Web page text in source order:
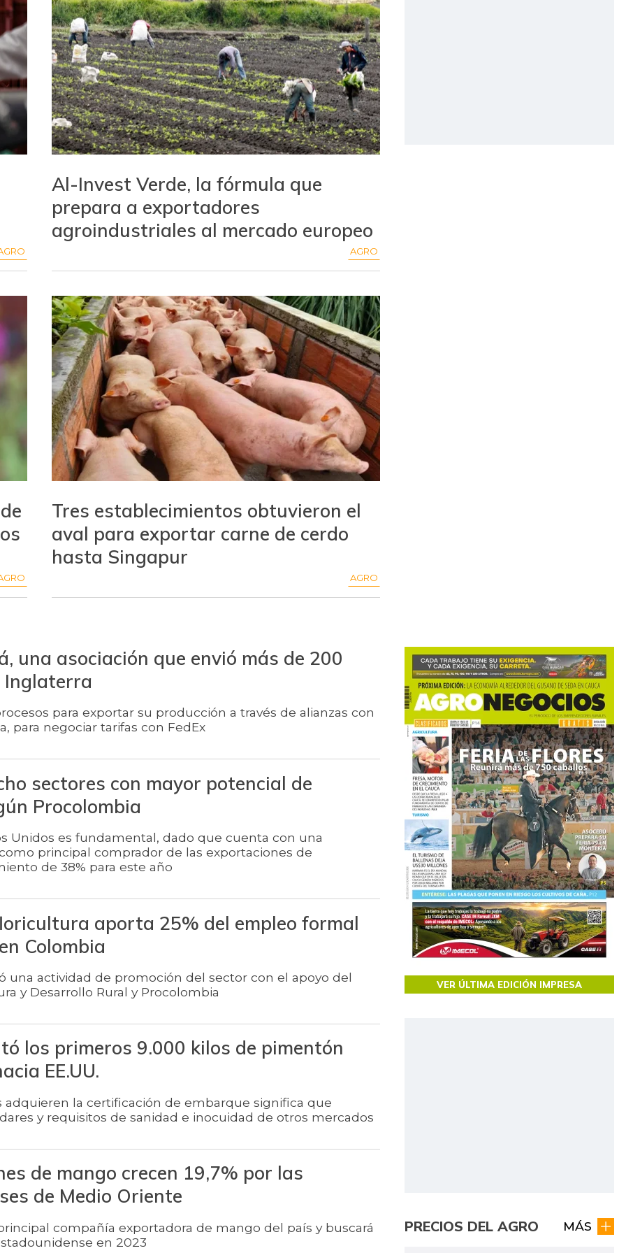
Al-Invest Verde, la fórmula que
prepara a exportadores
agroindustriales al mercado europeo
AGRO
Tres establecimientos obtuvieron el
aval para exportar carne de cerdo
hasta Singapur
AGRO
una asociación que envió más de 200
Inglaterra
para exportar su producción a través de alianzas con
para negociar tarifas con FedEx
sectores con mayor potencial de
Procolombia
Unidos es fundamental, dado que cuenta con una
principal comprador de las exportaciones de
de 38% para este año
aporta 25% del empleo formal
Colombia
una actividad de promoción del sector con el apoyo del
y Desarrollo Rural y Procolombia
los primeros 9.000 kilos de pimentón
EE.UU.
adquieren la certificación de embarque significa que
y requisitos de sanidad e inocuidad de otros mercados
de mango crecen 19,7% por las
de Medio Oriente
compañía exportadora de mango del país y buscará
en 2023
VER ÚLTIMA EDICIÓN IMPRESA
PRECIOS DEL AGRO MÁS